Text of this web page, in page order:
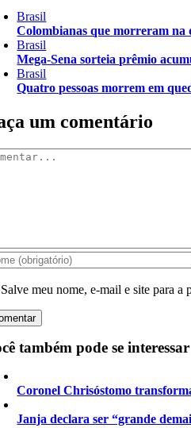
Brasil
Colombianas que morreram na
Brasil
Mega-Sena sorteia prêmio
Brasil
Quatro pessoas morrem em
um comentário
Salve meu nome, e-mail e site para a
também pode se interessar
Coronel Chrisóstomo
Janja declara ser “grande